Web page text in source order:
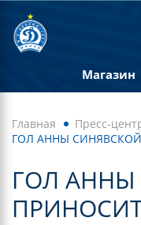
Магазин
Главная Пресс-
ГОЛ АННЫ
ГОЛ